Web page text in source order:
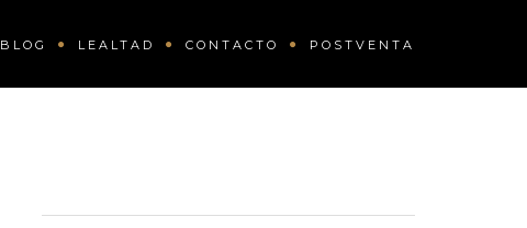
BLOG LEALTAD CONTACTO POSTVENTA